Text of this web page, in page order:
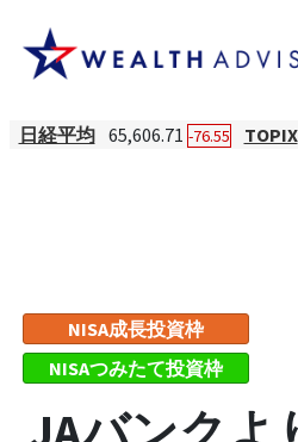
日経平均 65,606.71 -76.55 TOPIX
NISA成長投資枠
NISAつみたて投資枠